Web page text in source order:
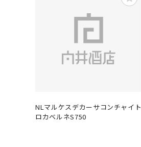
NLマルケスデカーサコンチャイト
ロカベルネS750